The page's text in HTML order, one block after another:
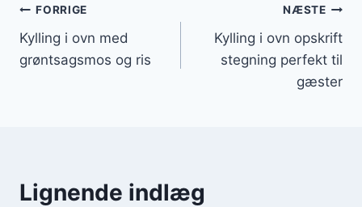
Indlægsnavigation
FORRIGE
Kylling i ovn med
grøntsagsmos og ris
NÆSTE
Kylling i ovn opskrift
stegning perfekt til
gæster
Lignende indlæg